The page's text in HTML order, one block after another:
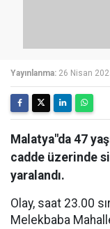
Yayınlanma: 26 Nisan
Malatya"da 47
cadde üzerinde
yaralandı.
Olay, saat 23.00
Melekbaba